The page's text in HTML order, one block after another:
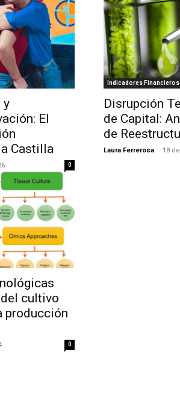
y
El
Castilla
0
Indicadores Financieros
Disrupción
de Capital:
de
Laura Ferrerosa - 18
cultivo
producción
0